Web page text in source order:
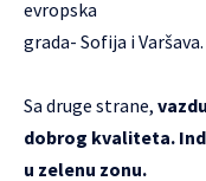
evropska
grada- Sofija i Varšava.
Sa druge strane,
dobrog kvaliteta.
u zelenu zonu.